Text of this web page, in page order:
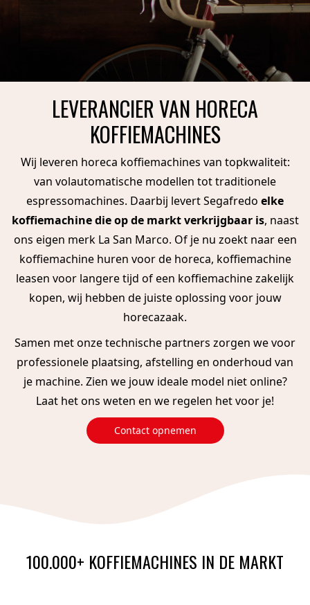
LEVERANCIER VAN HORECA
KOFFIEMACHINES
Wij leveren horeca koffiemachines van topkwaliteit:
van volautomatische modellen tot traditionele
espressomachines. Daarbij levert Segafredo elke
koffiemachine die op de markt verkrijgbaar is, naast
ons eigen merk La San Marco. Of je nu zoekt naar een
koffiemachine huren voor de horeca, koffiemachine
leasen voor langere tijd of een koffiemachine zakelijk
kopen, wij hebben de juiste oplossing voor jouw
horecazaak.
Samen met onze technische partners zorgen we voor
professionele plaatsing, afstelling en onderhoud van
je machine. Zien we jouw ideale model niet online?
Laat het ons weten en we regelen het voor je!
Contact opnemen
100.000+ KOFFIEMACHINES IN DE MARKT